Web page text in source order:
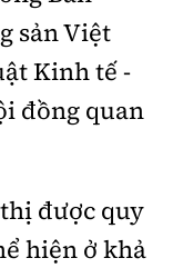
sản Việt
Kinh tế -
đồng quan
được quy
hiện ở khả